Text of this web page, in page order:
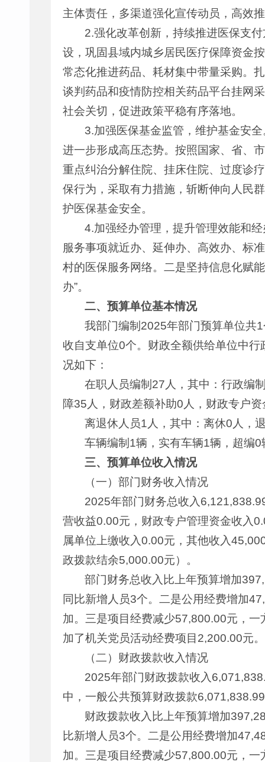
主体责任，多渠道强化宣传动员，高效
2.强化改革创新，持续推进医保支
设，巩固县域内城乡居民医疗保障资金
常态化推进药品、耗材集中带量采购。
谈判药品和疫情防控相关药品平台挂网
社会关切，促进政策平稳有序落地。
3.加强医保基金监管，维护基金安
进一步形成高压态势。按照国家、省、
重点纠治分解住院、挂床住院、过度诊
保行为，采取有力措施，斩断伸向人民
护医保基金安全。
4.加强经办管理，提升管理效能和
服务事项就近办、延伸办、高效办、标
村的医保服务网络。二是坚持信息化赋
办”。
二、预算单位基本情况
我部门编制2025年部门预算单位共
收自支单位0个。财政全额供给单位中
况如下：
在职人员编制27人，其中：行政编
障35人，财政差额补助0人，财政专户
离退休人员1人，其中：离休0人，
车辆编制1辆，实有车辆1辆，超编0
三、预算单位收入情况
（一）部门财务收入情况
2025年部门财务总收入
营收益0.00元，财政专户管理资金收入
属单位上缴收入0.00元，其他收入
政拨款结余5,000.00元）。
部门财务总收入比上年预算增加
同比新增人员3个。二是公用经费增加
加。三是项目经费减少57,800.00元，
加了机关党员活动经费项目2,200.00元。
（二）财政拨款收入情况
2025年部门财政拨款收入
中，一般公共预算财政拨款
财政拨款收入比上年预算增加
比新增人员3个。二是公用经费增加
加。三是项目经费减少57,800.00元，